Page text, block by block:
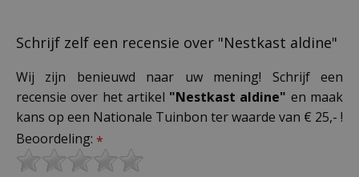
Schrijf zelf een recensie over "Nestkast aldine"
Wij zijn benieuwd naar uw mening! Schrijf een
recensie over het artikel "Nestkast aldine" en maak
kans op een Nationale Tuinbon ter waarde van € 25,- !
Beoordeling: *